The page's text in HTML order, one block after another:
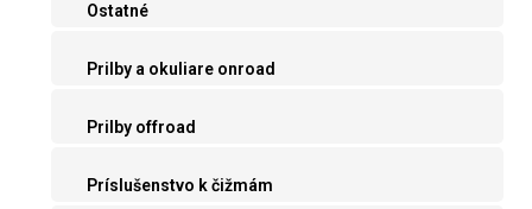
Ostatné
Prilby a okuliare onroad
Prilby offroad
Príslušenstvo k čižmám